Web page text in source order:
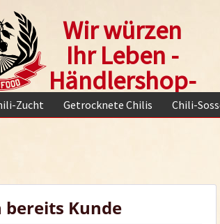
Wir würzen
Ihr Leben -
Händlershop-
Zucht Getrocknete Chilis Chili-
bereits Kunde